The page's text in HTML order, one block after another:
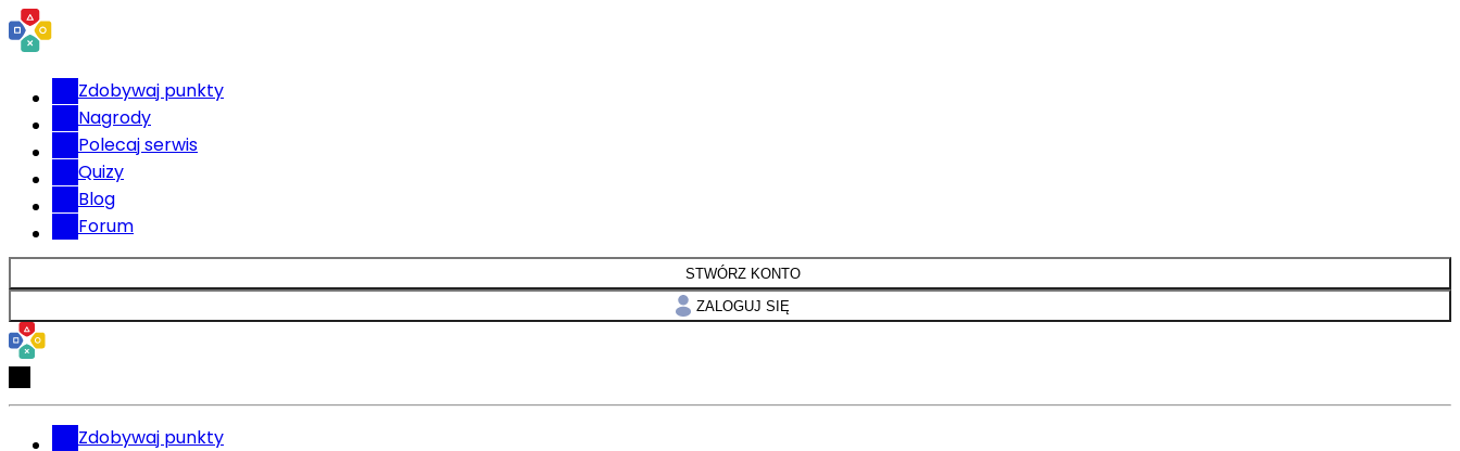
Zdobywaj punkty
Nagrody
Polecaj serwis
Quizy
Blog
Forum
STWÓRZ KONTO
ZALOGUJ SIĘ
Zdobywaj punkty